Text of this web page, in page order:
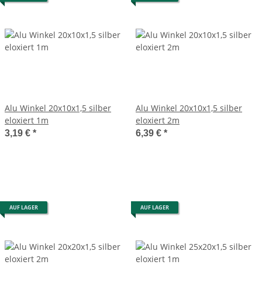
Alu Winkel 20x10x1,5 silber
eloxiert 1m
3,19 € *
Alu Winkel 20x10x1,5 silber
eloxiert 2m
6,39 € *
AUF LAGER AUF LAGER